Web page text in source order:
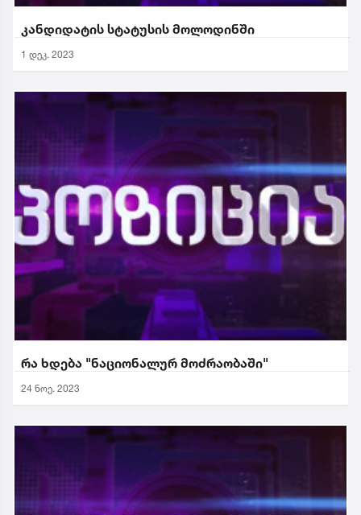
კანდიდატის სტატუსის მოლოდინში
1 დეკ. 2023
რა ხდება "ნაციონალურ მოძრაობაში"
24 ნოე. 2023